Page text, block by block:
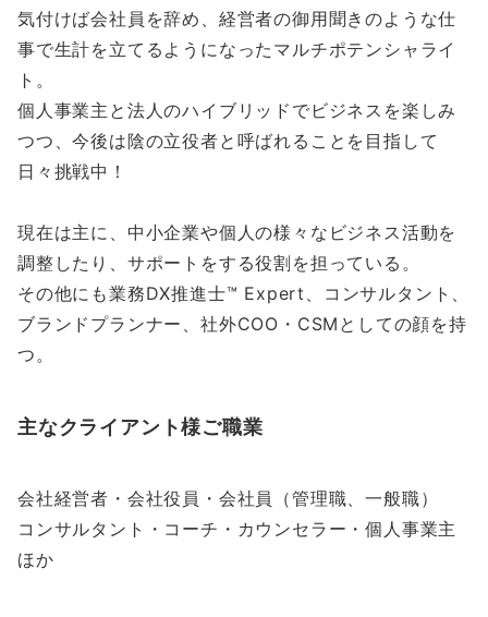
気付けば会社員を辞め、経営者の御用聞きのような仕
事で生計を立てるようになったマルチポテンシャライ
ト。
個人事業主と法人のハイブリッドでビジネスを楽しみ
つつ、今後は陰の立役者と呼ばれることを目指して
日々挑戦中！
現在は主に、中小企業や個人の様々なビジネス活動を
調整したり、サポートをする役割を担っている。
その他にも業務DX推進士™ Expert、コンサルタント、
ブランドプランナー、社外COO・CSMとしての顔を持
つ。
主なクライアント様ご職業
会社経営者・会社役員・会社員（管理職、一般職）
コンサルタント・コーチ・カウンセラー・個人事業主
ほか